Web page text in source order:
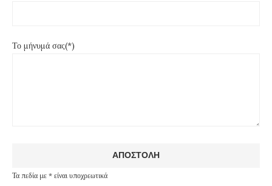
Το μήνυμά σας(*)
Τα πεδία με * είναι υποχρεωτικά